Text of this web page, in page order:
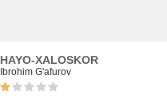
HAYO-XALOSKOR
Ibrohim G'afurov